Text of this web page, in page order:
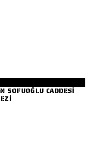
SOFUOĞLU CADDESİ